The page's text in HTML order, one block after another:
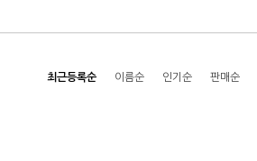
최근등록순 이름순 인기순 판매순